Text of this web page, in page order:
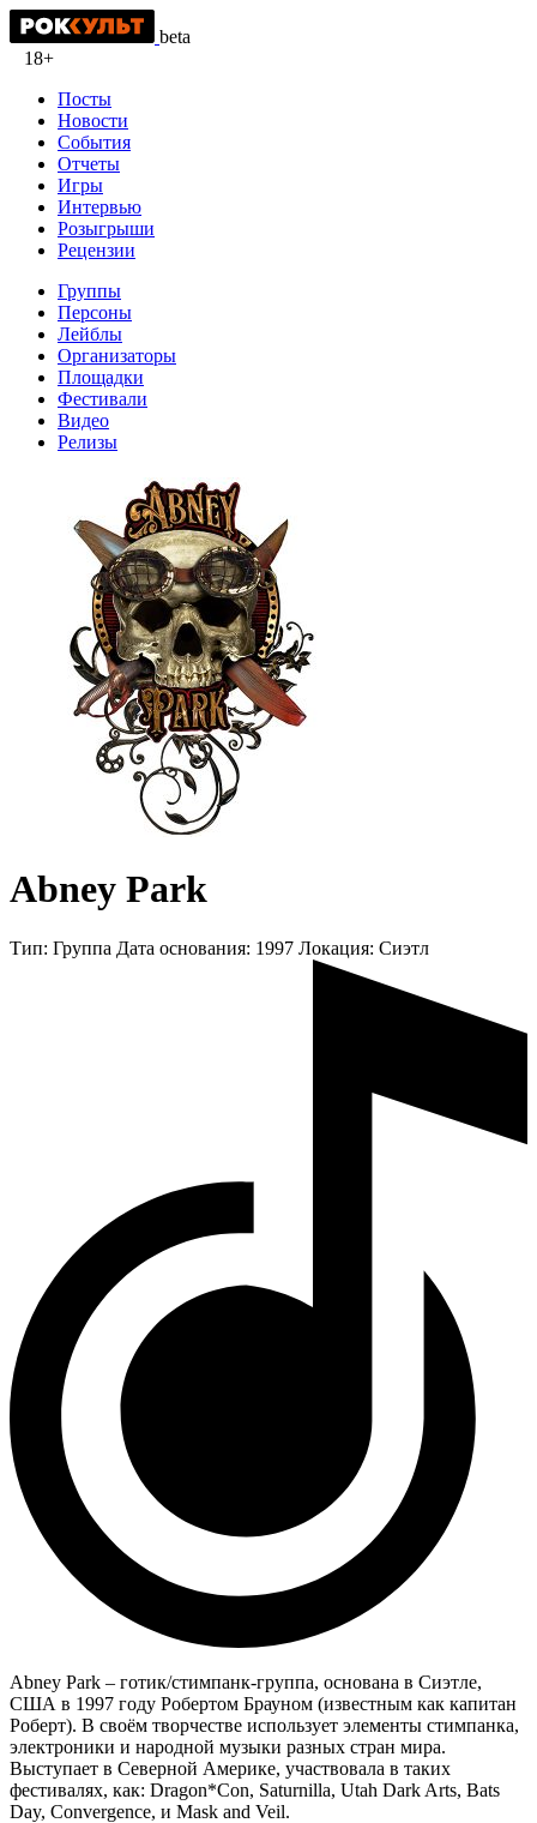
beta
18+
Посты
Новости
События
Отчеты
Игры
Интервью
Розыгрыши
Рецензии
Группы
Персоны
Лейблы
Организаторы
Площадки
Фестивали
Видео
Релизы
Abney Park
Тип: Группа Дата основания: 1997 Локация: Сиэтл
Abney Park – готик/стимпанк-группа, основана в Сиэтле,
США в 1997 году Робертом Брауном (известным как капитан
Роберт). В своём творчестве использует элементы стимпанка,
электроники и народной музыки разных стран мира.
Выступает в Северной Америке, участвовала в таких
фестивалях, как: Dragon*Con, Saturnilla, Utah Dark Arts, Bats
Day, Convergence, и Mask and Veil.